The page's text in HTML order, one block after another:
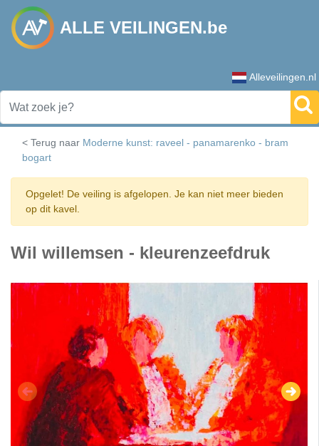
ALLE VEILINGEN.be
Alleveilingen.nl
< Terug naar Moderne kunst: raveel - panamarenko - bram
bogart
Opgelet! De veiling is afgelopen. Je kan niet meer bieden
op dit kavel.
Wil willemsen - kleurenzeefdruk